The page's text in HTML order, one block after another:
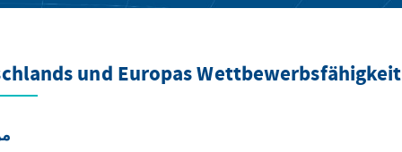
und Europas Wettbewerbsfähigkeit